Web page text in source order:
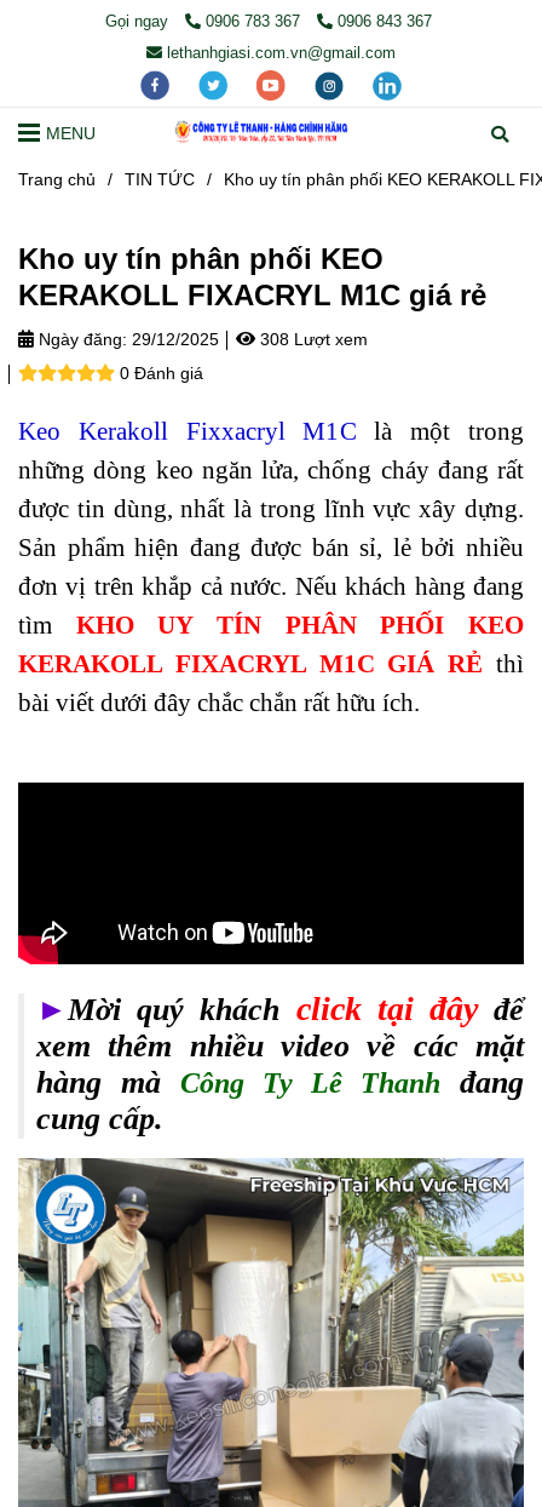
Gọi ngay 0906 783 367
0906 843 367
lethanhgiasi.com.vn@gmail.com
MENU
Trang chủ / TIN TỨC / Kho uy tín phân phối KEO KERAKOLL
Kho uy tín phân phối KEO
KERAKOLL FIXACRYL M1C giá rẻ
Ngày đăng: 29/12/2025
308 Lượt xem
0 Đánh giá
Keo Kerakoll Fixxacryl M1Clà một trong
những dòng keo ngăn lửa, chống cháy đang rất
được tin dùng, nhất là trong lĩnh vực xây dựng.
Sản phẩm hiện đang được bán sỉ, lẻ bởi nhiều
đơn vị trên khắp cả nước. Nếu khách hàng đang
tìm KHO UY TÍN PHÂN PHỐI KEO
KERAKOLL FIXACRYL M1C GIÁ RẺ thì
bài viết dưới đây chắc chắn rất hữu ích.
►Mời quý khách click tại đây để
xem thêm nhiều video về các mặt
hàng mà Công Ty Lê Thanh
đang
cung cấp.